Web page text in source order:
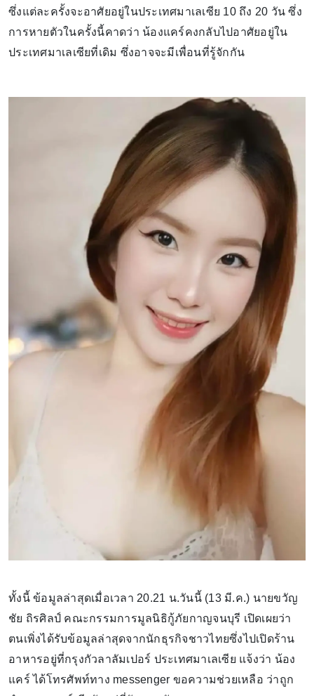
ซึ่งแต่ละครั้งจะอาศัยอยู่ในประเทศมาเลเซีย 10 ถึง 20 วัน ซึ่ง
การหายตัวในครั้งนี้คาดว่า น้องแคร์คงกลับไปอาศัยอยู่ใน
ประเทศมาเลเซียที่เดิม ซึ่งอาจจะมีเพื่อนที่รู้จักกัน
ทั้งนี้ ข้อมูลล่าสุดเมื่อเวลา 20.21 น.วันนี้ (13 มี.ค.) นายขวัญ
ชัย ถิรศิลป์ คณะกรรมการมูลนิธิกู้ภัยกาญจนบุรี เปิดเผยว่า
ตนเพิ่งได้รับข้อมูลล่าสุดจากนักธุรกิจชาวไทยซึ่งไปเปิดร้าน
อาหารอยู่ที่กรุงกัวลาลัมเปอร์ ประเทศมาเลเซีย แจ้งว่า น้อง
แคร์ ได้โทรศัพท์ทาง messenger ขอความช่วยเหลือ ว่าถูก